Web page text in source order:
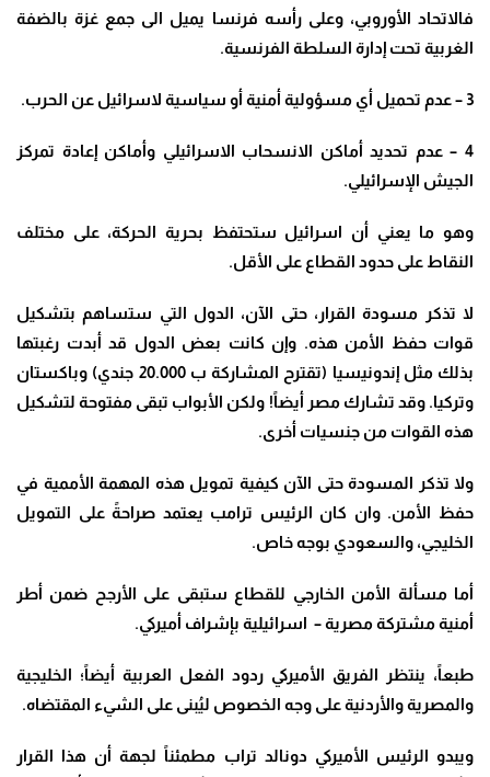
فالاتحاد الأوروبي، وعلى رأسه فرنسا يميل الى جمع غزة بالضفة
الغربية تحت إدارة السلطة الفرنسية.
3 – عدم تحميل أي مسؤولية أمنية أو سياسية لاسرائيل عن الحرب.
4 –
عدم تحديد أماكن الانسحاب الاسرائيلي وأماكن إعادة تمركز
الجيش الإسرائيلي.
وهو ما يعني أن اسرائيل ستحتفظ بحرية الحركة، على مختلف
النقاط على حدود القطاع على الأقل.
لا تذكر مسودة القرار، حتى الآن، الدول التي ستساهم بتشكيل
قوات حفظ الأمن هذه. وإن كانت بعض الدول قد أبدت رغبتها
بذلك مثل إندونيسيا (تقترح المشاركة ب 20.000 جندي) وباكستان
وتركيا. وقد تشارك مصر أيضاً! ولكن الأبواب تبقى مفتوحة لتشكيل
هذه القوات من جنسيات أخرى.
ولا تذكر المسودة حتى الآن كيفية تمويل هذه المهمة الأممية في
حفظ الأمن. وان كان الرئيس ترامب يعتمد صراحةً على التمويل
الخليجي، والسعودي بوجه خاص.
أما مسألة الأمن الخارجي للقطاع ستبقى على الأرجح ضمن أطر
أمنية مشتركة مصرية – اسرائيلية بإشراف أميركي.
طبعاً، ينتظر الفريق الأميركي ردود الفعل العربية أيضاً؛ الخليجية
والمصرية والأردنية على وجه الخصوص ليُبنى على الشيء المقتضاه.
ويبدو الرئيس الأميركي دونالد تراب مطمئناً لجهة أن هذا القرار